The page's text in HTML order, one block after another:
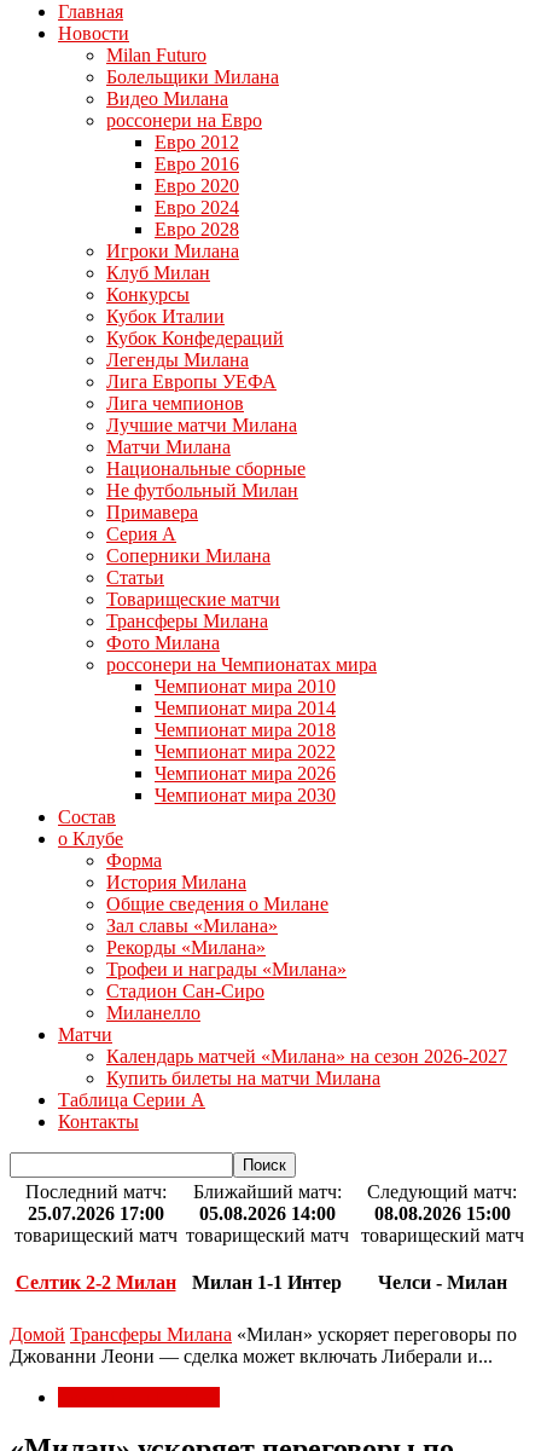
Главная
Новости
Milan Futuro
Болельщики Милана
Видео Милана
россонери на Евро
Евро 2012
Евро 2016
Евро 2020
Евро 2024
Евро 2028
Игроки Милана
Клуб Милан
Конкурсы
Кубок Италии
Кубок Конфедераций
Легенды Милана
Лига Европы УЕФА
Лига чемпионов
Лучшие матчи Милана
Матчи Милана
Национальные сборные
Не футбольный Милан
Примавера
Серия А
Соперники Милана
Статьи
Товарищеские матчи
Трансферы Милана
Фото Милана
россонери на Чемпионатах мира
Чемпионат мира 2010
Чемпионат мира 2014
Чемпионат мира 2018
Чемпионат мира 2022
Чемпионат мира 2026
Чемпионат мира 2030
Состав
о Клубе
Форма
История Милана
Общие сведения о Милане
Зал славы «Милана»
Рекорды «Милана»
Трофеи и награды «Милана»
Стадион Сан-Сиро
Миланелло
Матчи
Календарь матчей «Милана» на сезон 2026-2027
Купить билеты на матчи Милана
Таблица Серии А
Контакты
Последний матч:
25.07.2026 17:00
товарищеский матч
Селтик 2-2 Милан
Ближайший матч:
05.08.2026 14:00
товарищеский матч
Милан 1-1 Интер
Следующий матч:
08.08.2026 15:00
товарищеский матч
Челси - Милан
Домой Трансферы Милана «Милан» ускоряет переговоры по
Джованни Леони — сделка может включать Либерали и...